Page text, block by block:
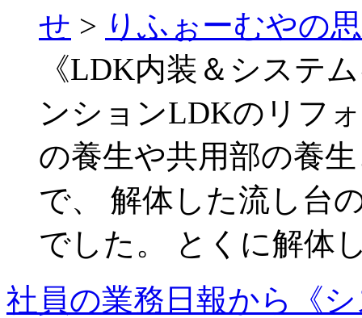
せ > りふぉーむやの
《LDK内装＆システ
ンションLDKのリフ
の養生や共用部の養
で、 解体した流し台
でした。 とくに解体
社員の業務日報から《